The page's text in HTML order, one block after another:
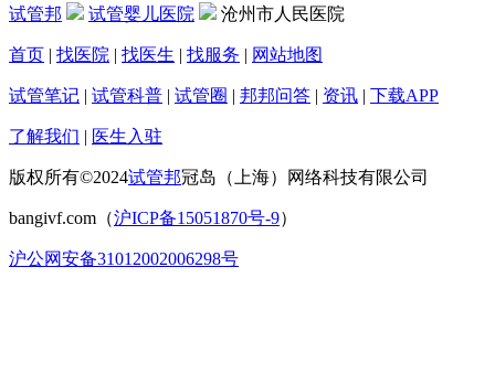
试管邦
试管婴儿医院 沧州市人民医院
首页 | 找医院 | 找医生 | 找服务 | 网站地图
试管笔记 | 试管科普 | 试管圈 | 邦邦问答 | 资讯 | 下载APP
了解我们 | 医生入驻
版权所有©2024试管邦冠岛（上海）网络科技有限公司
bangivf.com（沪ICP备15051870号-9）
沪公网安备31012002006298号